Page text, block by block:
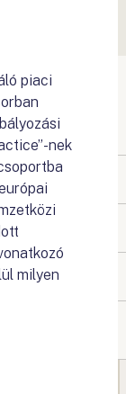
piaci
nek
milyen